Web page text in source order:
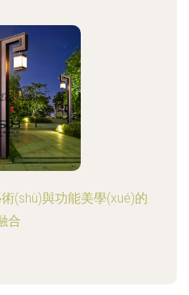
(shù)與功能美學(xué)的
合